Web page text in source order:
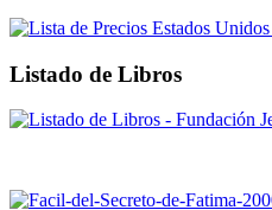
Listado de Libros